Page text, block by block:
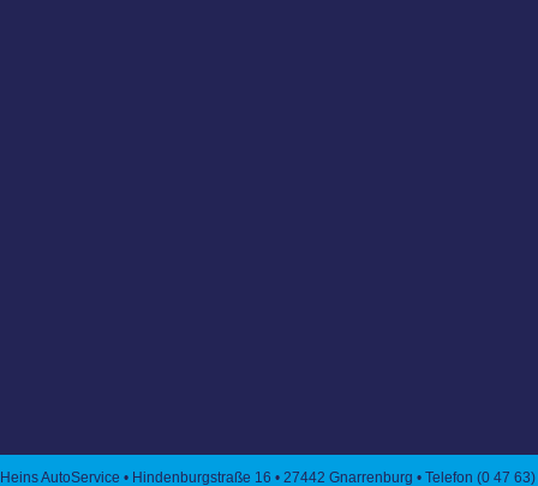
Heins AutoService • Hindenburgstraße 16 • 27442 Gnarrenburg • Telefon (0 47